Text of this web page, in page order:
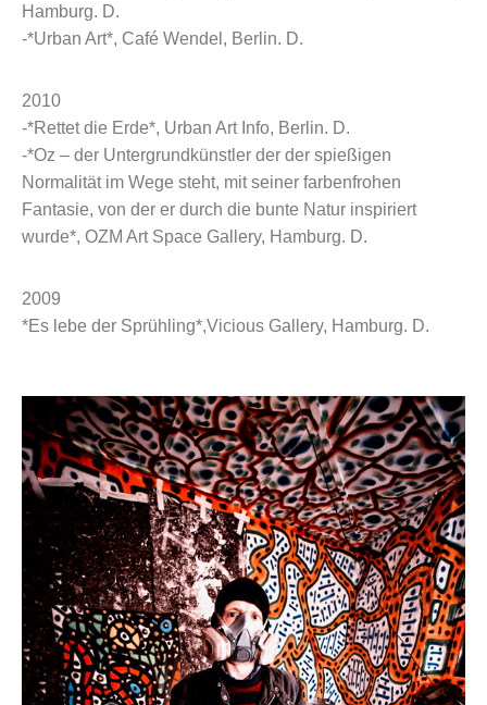
Hamburg. D.
-*Urban Art*, Café Wendel, Berlin. D.
2010
-*Rettet die Erde*, Urban Art Info, Berlin. D.
-*Oz – der Untergrundkünstler der der spießigen
Normalität im Wege steht, mit seiner farbenfrohen
Fantasie, von der er durch die bunte Natur inspiriert
wurde*, OZM Art Space Gallery, Hamburg. D.
2009
*Es lebe der Sprühling*,Vicious Gallery, Hamburg. D.